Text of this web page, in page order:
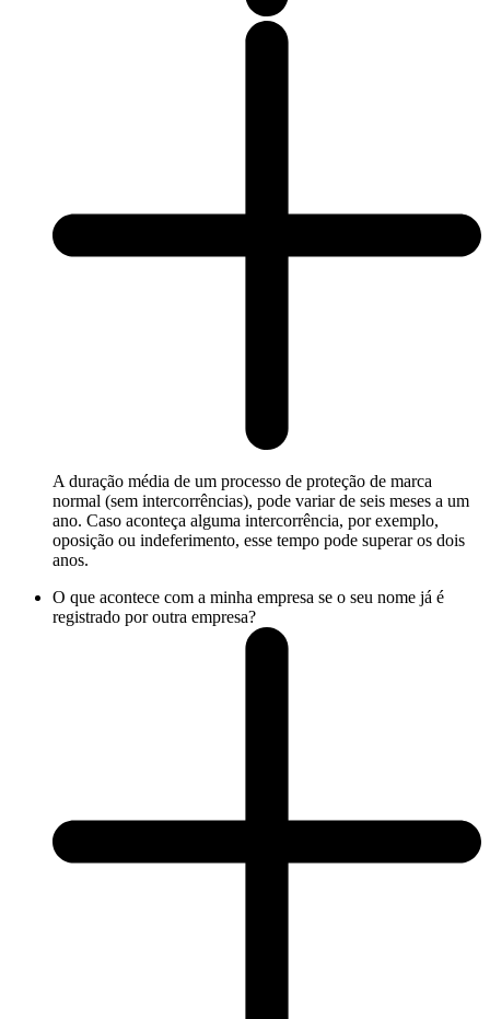
A duração média de um processo de proteção de marca
normal (sem intercorrências), pode variar de seis meses a um
ano. Caso aconteça alguma intercorrência, por exemplo,
oposição ou indeferimento, esse tempo pode superar os dois
anos.
O que acontece com a minha empresa se o seu nome já é
registrado por outra empresa?